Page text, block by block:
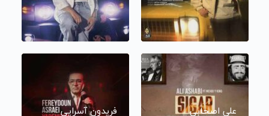
علی اصحابی فریدون آسرایی